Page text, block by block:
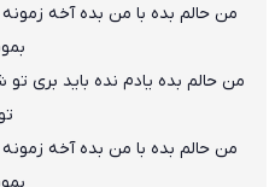
من حالم بده با من بده آخه
من حالم بده یادم نده باید بری
تو
من حالم بده با من بده آخه